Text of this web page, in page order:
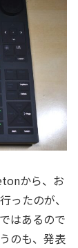
から、お
ったのが、
はあるので
のも、発表